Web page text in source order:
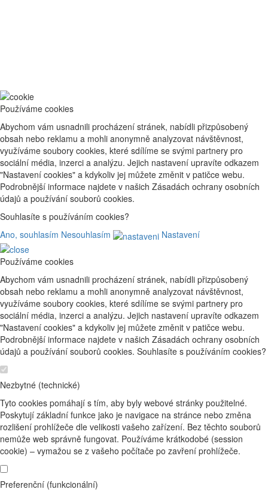
Používáme cookies
Abychom vám usnadnili procházení stránek, nabídli přizpůsobený
obsah nebo reklamu a mohli anonymně analyzovat návštěvnost,
využíváme soubory cookies, které sdílíme se svými partnery pro
sociální média, inzerci a analýzu. Jejich nastavení upravíte odkazem
"Nastavení cookies" a kdykoliv jej můžete změnit v patičce webu.
Podrobnější informace najdete v našich Zásadách ochrany osobních
údajů a používání souborů cookies.
Souhlasíte s používáním cookies?
Ano, souhlasím Nesouhlasím Nastavení
Používáme cookies
Abychom vám usnadnili procházení stránek, nabídli přizpůsobený
obsah nebo reklamu a mohli anonymně analyzovat návštěvnost,
využíváme soubory cookies, které sdílíme se svými partnery pro
sociální média, inzerci a analýzu. Jejich nastavení upravíte odkazem
"Nastavení cookies" a kdykoliv jej můžete změnit v patičce webu.
Podrobnější informace najdete v našich Zásadách ochrany osobních
údajů a používání souborů cookies. Souhlasíte s používáním cookies?
Nezbytné (technické)
Tyto cookies pomáhají s tím, aby byly webové stránky použitelné.
Poskytují základní funkce jako je navigace na stránce nebo změna
rozlišení prohlížeče dle velikosti vašeho zařízení. Bez těchto souborů
nemůže web správně fungovat. Používáme krátkodobé (session
cookie) – vymažou se z vašeho počítače po zavření prohlížeče.
Preferenční (funkcionální)